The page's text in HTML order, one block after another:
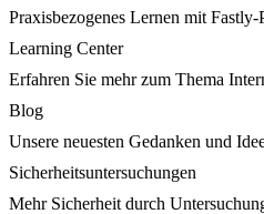
Praxisbezogenes Lernen mit Fastly-
Learning Center
Erfahren Sie mehr zum Thema
Blog
Unsere neuesten Gedanken und
Sicherheitsuntersuchungen
Mehr Sicherheit durch